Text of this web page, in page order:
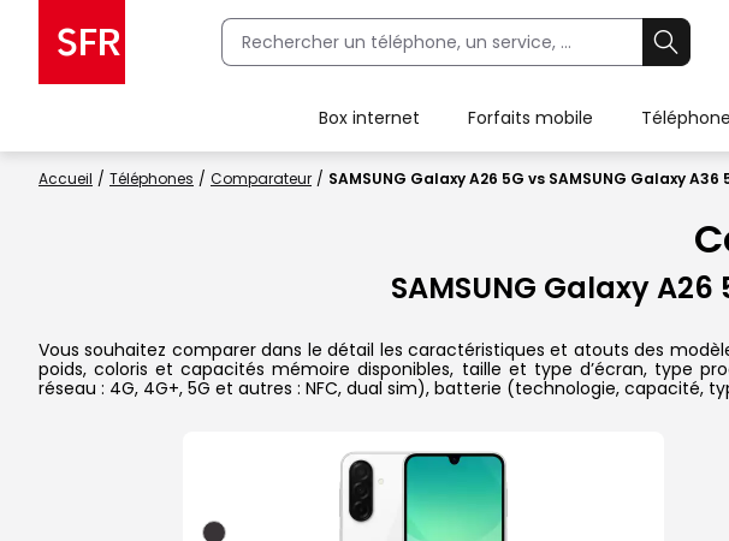
Box internet Forfaits mobile
Accueil Téléphones Comparateur SAMSUNG Galaxy A26 5G vs SAMSUNG Galaxy A36
SAMSUNG Galaxy A26
Vous souhaitez comparer dans le détail les caractéristiques et atouts des
poids, coloris et capacités mémoire disponibles, taille et type d’écran, type
réseau : 4G, 4G+, 5G et autres : NFC, dual sim), batterie (technologie,